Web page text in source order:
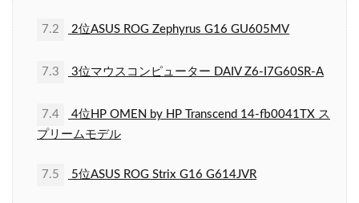
7.2 2位ASUS ROG Zephyrus G16 GU605MV
7.3 3位マウスコンピューター DAIV Z6-I7G60SR-A
7.4
4位HP OMEN by HP Transcend 14-fb0041TX ス
プリームモデル
7.5 5位ASUS ROG Strix G16 G614JVR